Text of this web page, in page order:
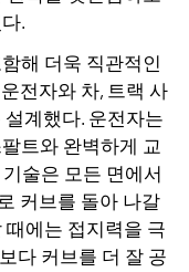
.
해 더욱 직관적인
전자와 차, 트랙 사
계했다. 운전자는
트와 완벽하게 교
술은 모든 면에서
커브를 돌아 나갈
에는 접지력을 극
다 커브를 더 잘 공